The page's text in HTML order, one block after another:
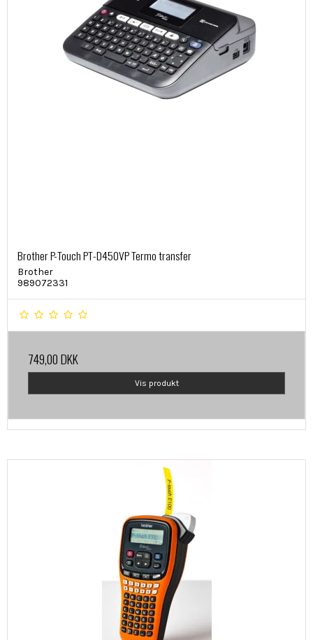
Brother P-Touch PT-D450VP Termo transfer
Brother
989072331
749,00 DKK
Vis produkt